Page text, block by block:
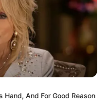
ΑΚΟΛΟΥΘΉΣΤΕ
Hand, And For Good Reason